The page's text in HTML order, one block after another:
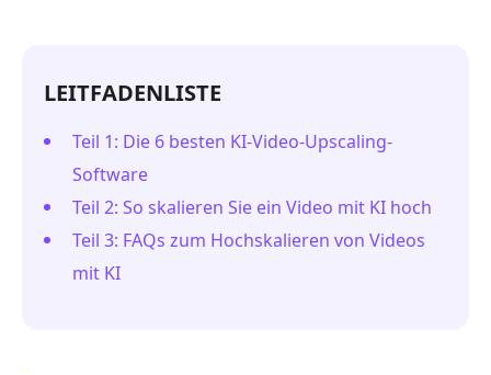
LEITFADENLISTE
Teil 1: Die 6 besten KI-Video-Upscaling-
Software
Teil 2: So skalieren Sie ein Video mit KI hoch
Teil 3: FAQs zum Hochskalieren von Videos
mit KI